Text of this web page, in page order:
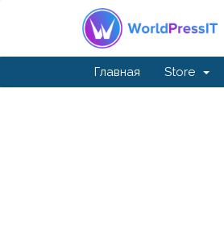
Главная Store